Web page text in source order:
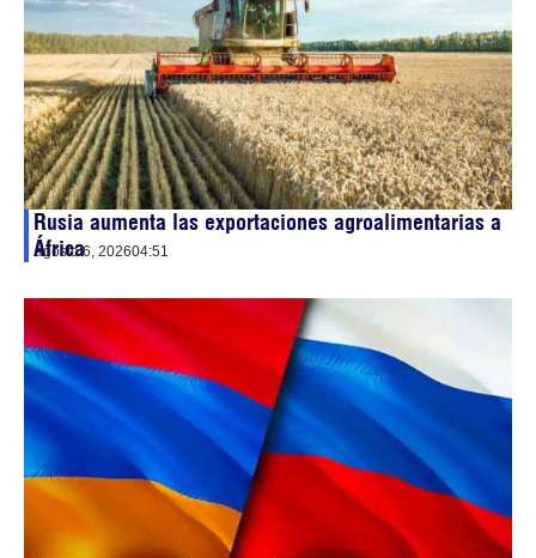
Rusia aumenta las exportaciones agroalimentarias a
África
agosto 6, 202604:51